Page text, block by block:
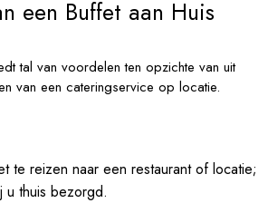
een Buffet aan Huis
tal van voordelen ten opzichte van uit
van een cateringservice op locatie.
te reizen naar een restaurant of locatie;
thuis bezorgd.